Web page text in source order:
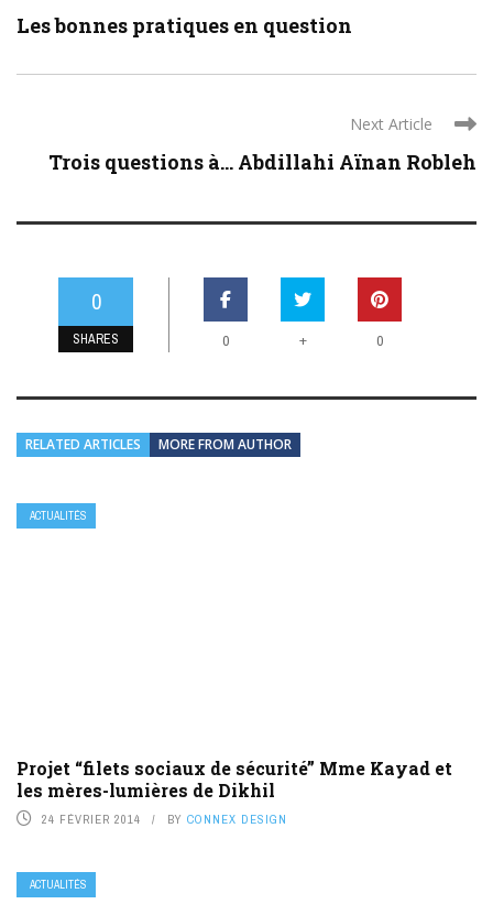
Les bonnes pratiques en question
Next Article
Trois questions à… Abdillahi Aïnan Robleh
0
SHARES 0 + 0
RELATED ARTICLES MORE FROM AUTHOR
ACTUALITÉS
Projet “filets sociaux de sécurité” Mme Kayad et
les mères-lumières de Dikhil
24 FÉVRIER 2014 BY CONNEX DESIGN
ACTUALITÉS